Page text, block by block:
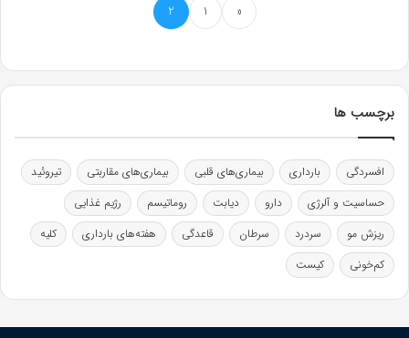
«
1
2
برچسب ها
افسردگی بارداری بیماری‌های قلبی بیماری‌های مقاربتی
تیروئید
حساسیت و آلرژی
دارو دیابت روماتیسم
رژیم غذایی
ریزش مو
سردرد سرطان قاعدگی هفته‌های بارداری
کلیه
کم‌خونی
کیست